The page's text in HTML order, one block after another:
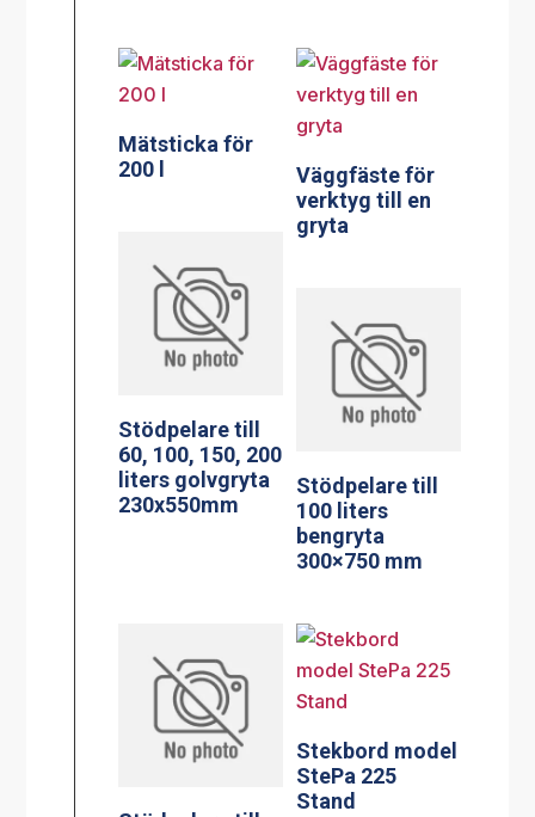
Mätsticka för
200 l
Väggfäste för
verktyg till en
gryta
Stödpelare till
60, 100, 150, 200
liters golvgryta
230x550mm
Stödpelare till
100 liters
bengryta
300×750 mm
Stekbord model
StePa 225
Stand